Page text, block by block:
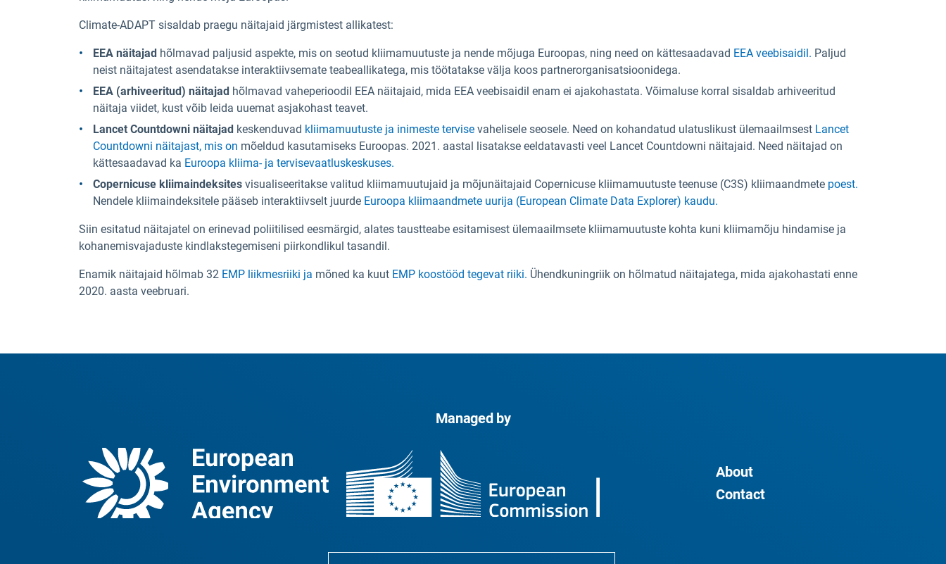
Climate-ADAPT sisaldab praegu näitajaid järgmistest allikatest:
EEA näitajad hõlmavad paljusid aspekte, mis on seotud kliimamuutuste ja nende mõjuga Euroopas, ning need on kättesaadavad EEA veebisaidil. Paljud
neist näitajatest asendatakse interaktiivsemate teabeallikatega, mis töötatakse välja koos partnerorganisatsioonidega.
EEA (arhiveeritud) näitajad hõlmavad vaheperioodil EEA näitajaid, mida EEA veebisaidil enam ei ajakohastata. Võimaluse korral sisaldab arhiveeritud
näitaja viidet, kust võib leida uuemat asjakohast teavet.
Lancet Countdowni näitajad keskenduvad kliimamuutuste ja inimeste tervise vahelisele seosele. Need on kohandatud ulatuslikust ülemaailmsest Lancet
Countdowni näitajast, mis on mõeldud kasutamiseks Euroopas. 2021. aastal lisatakse eeldatavasti veel Lancet Countdowni näitajaid. Need näitajad on
kättesaadavad ka Euroopa kliima- ja tervisevaatluskeskuses.
Copernicuse kliimaindeksites visualiseeritakse valitud kliimamuutujaid ja mõjunäitajaid Copernicuse kliimamuutuste teenuse (C3S) kliimaandmete poest.
Nendele kliimaindeksitele pääseb interaktiivselt juurde Euroopa kliimaandmete uurija (European Climate Data Explorer) kaudu.
Siin esitatud näitajatel on erinevad poliitilised eesmärgid, alates taustteabe esitamisest ülemaailmsete kliimamuutuste kohta kuni kliimamõju hindamise ja
kohanemisvajaduste kindlakstegemiseni piirkondlikul tasandil.
Enamik näitajaid hõlmab 32 EMP liikmesriiki ja mõned ka kuut EMP koostööd tegevat riiki. Ühendkuningriik on hõlmatud näitajatega, mida ajakohastati enne
2020. aasta veebruari.
Managed by
About
Contact